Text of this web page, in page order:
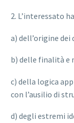
2. L’interessato
a) dell’origine
b) delle finalità
c) della logica
con l’ausilio di
d) degli estremi